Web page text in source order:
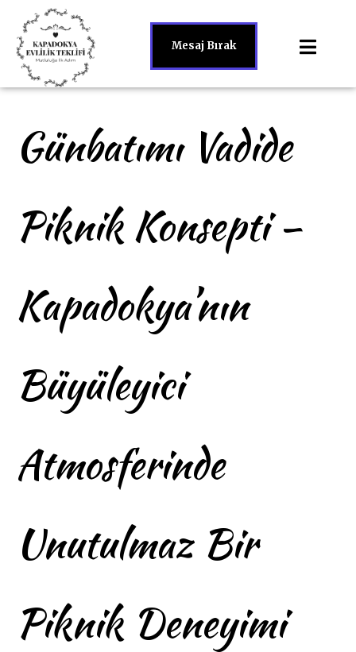
Mesaj Bırak
Günbatımı Vadide
Piknik Konsepti –
Kapadokya’nın
Büyüleyici
Atmosferinde
Unutulmaz Bir
Piknik Deneyimi